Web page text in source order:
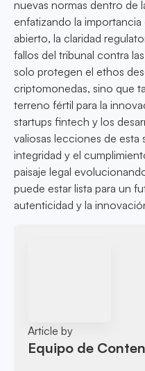
nuevas normas dentro de
enfatizando la
abierto, la claridad
fallos del tribunal contra
solo protegen el ethos
criptomonedas, sino que
terreno fértil para la
startups fintech y los
valiosas lecciones de esta
integridad y el
paisaje legal
puede estar lista para un
autenticidad y la
Article by
Equipo de